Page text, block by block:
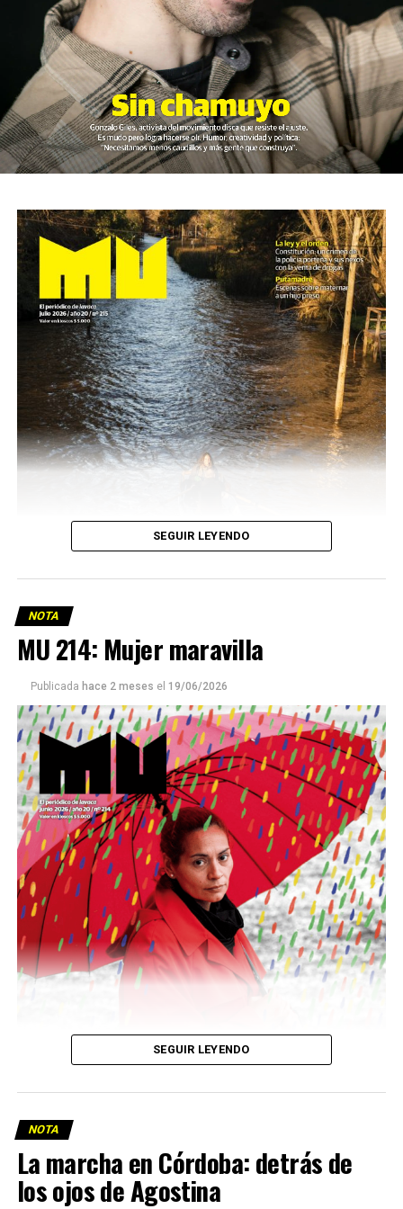
Este número 215 de MU ☝️viene con doble tapa, que
podría ser una frase:
Sin chamuyo, a remarla.
Descargar la Mu en PDF
SEGUIR LEYENDO
NOTA
MU 214: Mujer maravilla
Publicada hace 2 meses el 19/06/2026
SEGUIR LEYENDO
NOTA
La marcha en Córdoba: detrás de
los ojos de Agostina